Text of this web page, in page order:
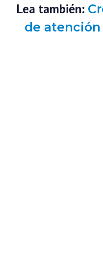
Lea también:
de